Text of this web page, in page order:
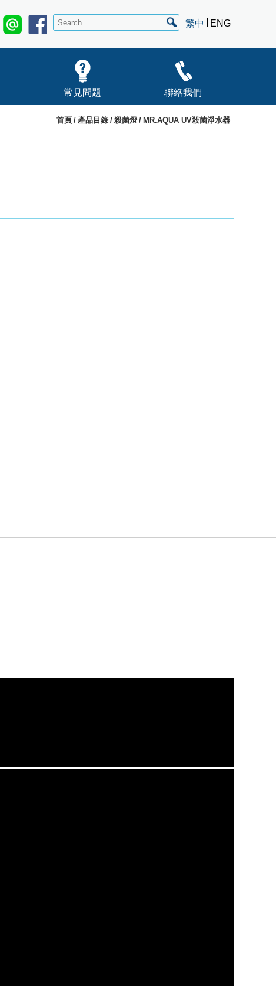
繁中 ENG
常見問題 聯絡我們
首頁 產品目錄 殺菌燈 MR.AQUA UV殺菌淨水器